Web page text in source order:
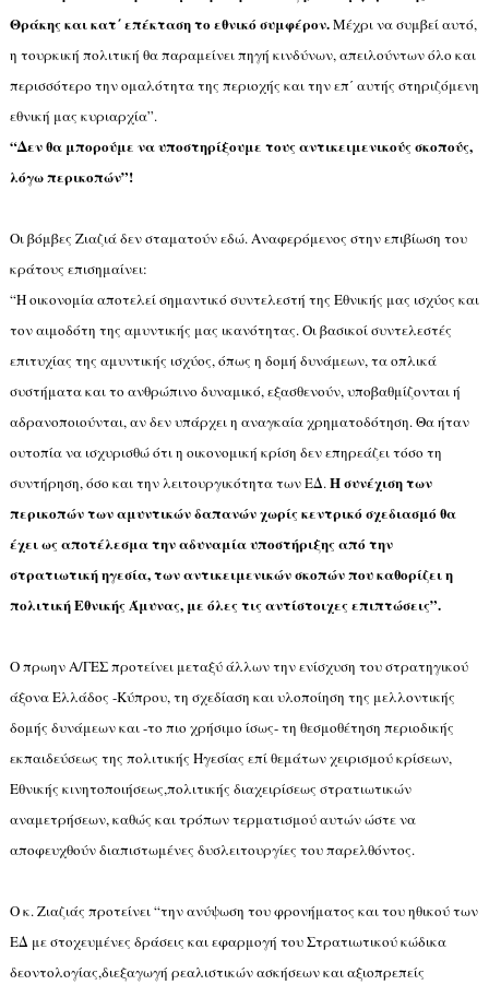
Θράκης και κατ΄ επέκταση το εθνικό συμφέρον.Μέχρι να συμβεί αυτό,
η τουρκική πολιτική θα παραμείνει πηγή κινδύνων, απειλούντων όλο και
περισσότερο την ομαλότητα της περιοχής και την επ΄ αυτής στηριζόμενη
εθνική μας κυριαρχία”.
“Δεν θα μπορούμε να υποστηρίξουμε τους αντικειμενικούς σκοπούς,
λόγω περικοπών”!
Οι βόμβες Ζιαζιά δεν σταματούν εδώ. Αναφερόμενος στην επιβίωση του
κράτους επισημαίνει:
“Η οικονομία αποτελεί σημαντικό συντελεστή της Εθνικής μας ισχύος και
τον αιμοδότη της αμυντικής μας ικανότητας. Οι βασικοί συντελεστές
επιτυχίας της αμυντικής ισχύος, όπως η δομή δυνάμεων, τα οπλικά
συστήματα και το ανθρώπινο δυναμικό, εξασθενούν, υποβαθμίζονται ή
αδρανοποιούνται, αν δεν υπάρχει η αναγκαία χρηματοδότηση. Θα ήταν
ουτοπία να ισχυρισθώ ότι η οικονομική κρίση δεν επηρεάζει τόσο τη
συντήρηση, όσο και την λειτουργικότητα των ΕΔ.Η συνέχιση των
περικοπών των αμυντικών δαπανών χωρίς κεντρικό σχεδιασμό θα
έχει ως αποτέλεσμα την αδυναμία υποστήριξης από την
στρατιωτική ηγεσία, των αντικειμενικών σκοπών που καθορίζει η
πολιτική Εθνικής Άμυνας, με όλες τις αντίστοιχες επιπτώσεις”.
Ο πρωην Α/ΓΕΣ προτείνει μεταξύ άλλων την ενίσχυση του στρατηγικού
άξονα Ελλάδος -Κύπρου, τη σχεδίαση και υλοποίηση της μελλοντικής
δομής δυνάμεων και -το πιο χρήσιμο ίσως- τη θεσμοθέτηση περιοδικής
εκπαιδεύσεως της πολιτικής Ηγεσίας επί θεμάτων χειρισμού κρίσεων,
Εθνικής κινητοποιήσεως,πολιτικής διαχειρίσεως στρατιωτικών
αναμετρήσεων, καθώς και τρόπων τερματισμού αυτών ώστε να
αποφευχθούν διαπιστωμένες δυσλειτουργίες του παρελθόντος.
Ο κ. Ζιαζιάς προτείνει “την ανύψωση του φρονήματος και του ηθικού των
ΕΔ με στοχευμένες δράσεις και εφαρμογή του Στρατιωτικού κώδικα
δεοντολογίας,διεξαγωγή ρεαλιστικών ασκήσεων και αξιοπρεπείς